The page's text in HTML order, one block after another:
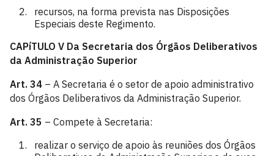
recursos, na forma prevista nas Disposições
Especiais deste Regimento.
CAPíTULO V Da Secretaria dos Órgãos Deliberativos
da Administração Superior
Art. 34 – A Secretaria é o setor de apoio administrativo
dos Órgãos Deliberativos da Administração Superior.
Art. 35 – Compete à Secretaria:
realizar o serviço de apoio às reuniões dos Órgãos